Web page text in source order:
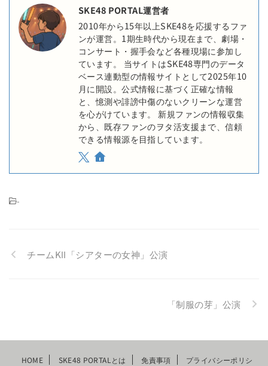
SKE48 PORTAL運営者
2010年から15年以上SKE48を応援するファ
ンが運営。1期生時代から現在まで、劇場・
コンサート・握手会など各種現場に参加し
ています。 当サイトはSKE48専門のデータ
ベース連動型の情報サイトとして2025年10
月に開設。公式情報に基づく正確な情報
と、憶測や誹謗中傷のないクリーンな運営
を心がけています。 新規ファンの情報収集
から、既存ファンのヲタ活支援まで、信頼
できる情報源を目指しています。
-
チームKⅡ「シアターの女神」公演
「制服の芽」公演
HOME SKE48 PORTALとは 免責事項 プライバシーポリシ